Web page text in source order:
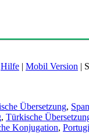
Hilfe | Mobil Version |
Übersetzung,
, Türkische
Konjugation,